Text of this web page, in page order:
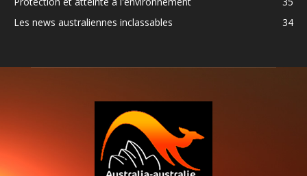
Les news australiennes inclassables
34